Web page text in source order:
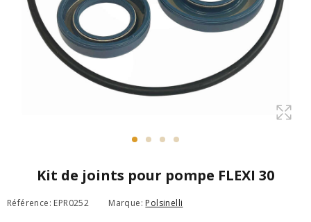
Kit de joints pour pompe FLEXI 30
Référence: EPR0252 Marque: Polsinelli